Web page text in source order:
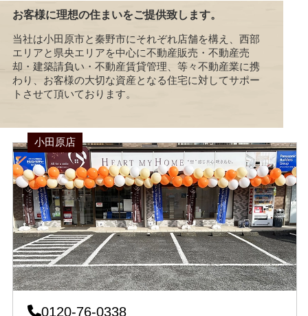
お客様に理想の住まいをご提供致します。
当社は小田原市と秦野市にそれぞれ店舗を構え、西部
エリアと県央エリアを中心に不動産販売・不動産売
却・建築請負い・不動産賃貸管理、等々不動産業に携
わり、お客様の大切な資産となる住宅に対してサポー
トさせて頂いております。
小田原店
0120-76-0338